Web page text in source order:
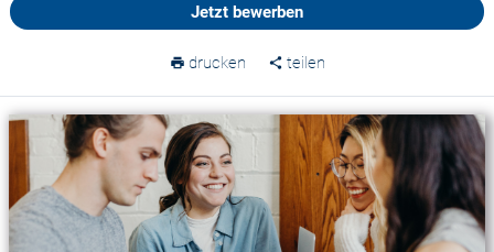
Jetzt bewerben
drucken teilen